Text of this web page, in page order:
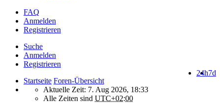
FAQ
Anmelden
Registrieren
Suche
Anmelden
Registrieren
7d
24h
Startseite Foren-Übersicht
Aktuelle Zeit: 7. Aug 2026, 18:33
Alle Zeiten sind UTC+02:00